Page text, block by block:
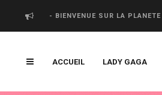
- BIENVENUE SUR LA
ACCUEIL LADY GAGA